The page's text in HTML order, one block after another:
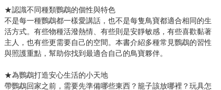
★認識不同種類鸚鵡的個性與特色
不是每一種鸚鵡都一樣愛講話，也不是每隻鳥寶都適合相同的生
活方式。有些物種活潑熱情、有些則是安靜敏感，有些喜歡黏著
主人，也有些更需要自己的空間。本書介紹多種常見鸚鵡的習性
與照護重點，幫助你找到最適合自己的鳥寶夥伴。
★為鸚鵡打造安心生活的小天地
帶鸚鵡回家之前，需要先準備哪些東西？籠子該放哪裡？玩具怎